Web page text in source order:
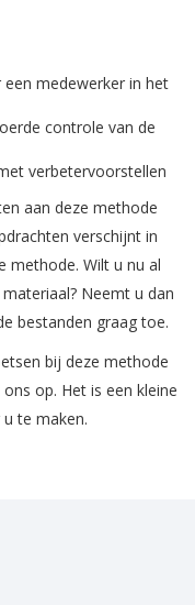
medewerker in het
controle van de
verbetervoorstellen
aan deze methode
verschijnt in
methode. Wilt u nu al
Neemt u dan
bestanden graag toe.
bij deze methode
op. Het is een kleine
te maken.